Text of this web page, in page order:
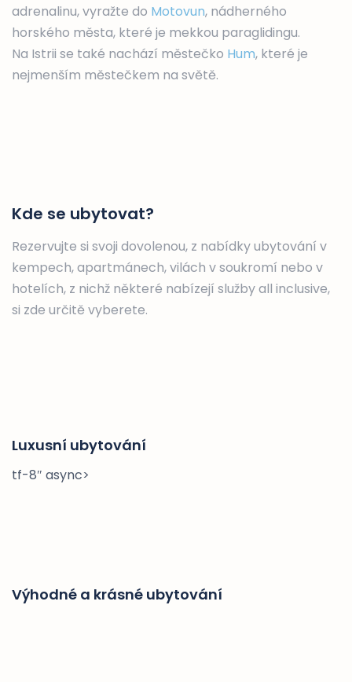
adrenalinu, vyražte do Motovun, nádherného
horského města, které je mekkou paraglidingu.
Na Istrii se také nachází městečko Hum, které je
nejmenším městečkem na světě.
Kde se ubytovat?
Rezervujte si svoji dovolenou, z nabídky ubytování v
kempech, apartmánech, vilách v soukromí nebo v
hotelích, z nichž některé nabízejí služby all inclusive,
si zde určitě vyberete.
Luxusní ubytování
tf-8″ async>
Výhodné a krásné ubytování